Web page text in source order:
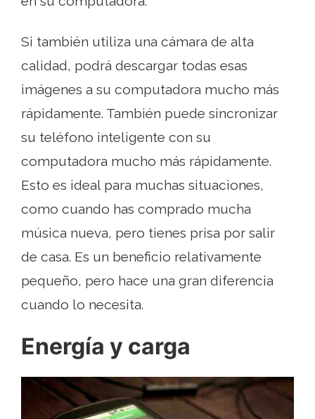
Si también utiliza una cámara de alta
calidad, podrá descargar todas esas
imágenes a su computadora mucho más
rápidamente. También puede sincronizar
su teléfono inteligente con su
computadora mucho más rápidamente.
Esto es ideal para muchas situaciones,
como cuando has comprado mucha
música nueva, pero tienes prisa por salir
de casa. Es un beneficio relativamente
pequeño, pero hace una gran diferencia
cuando lo necesita.
Energía y carga